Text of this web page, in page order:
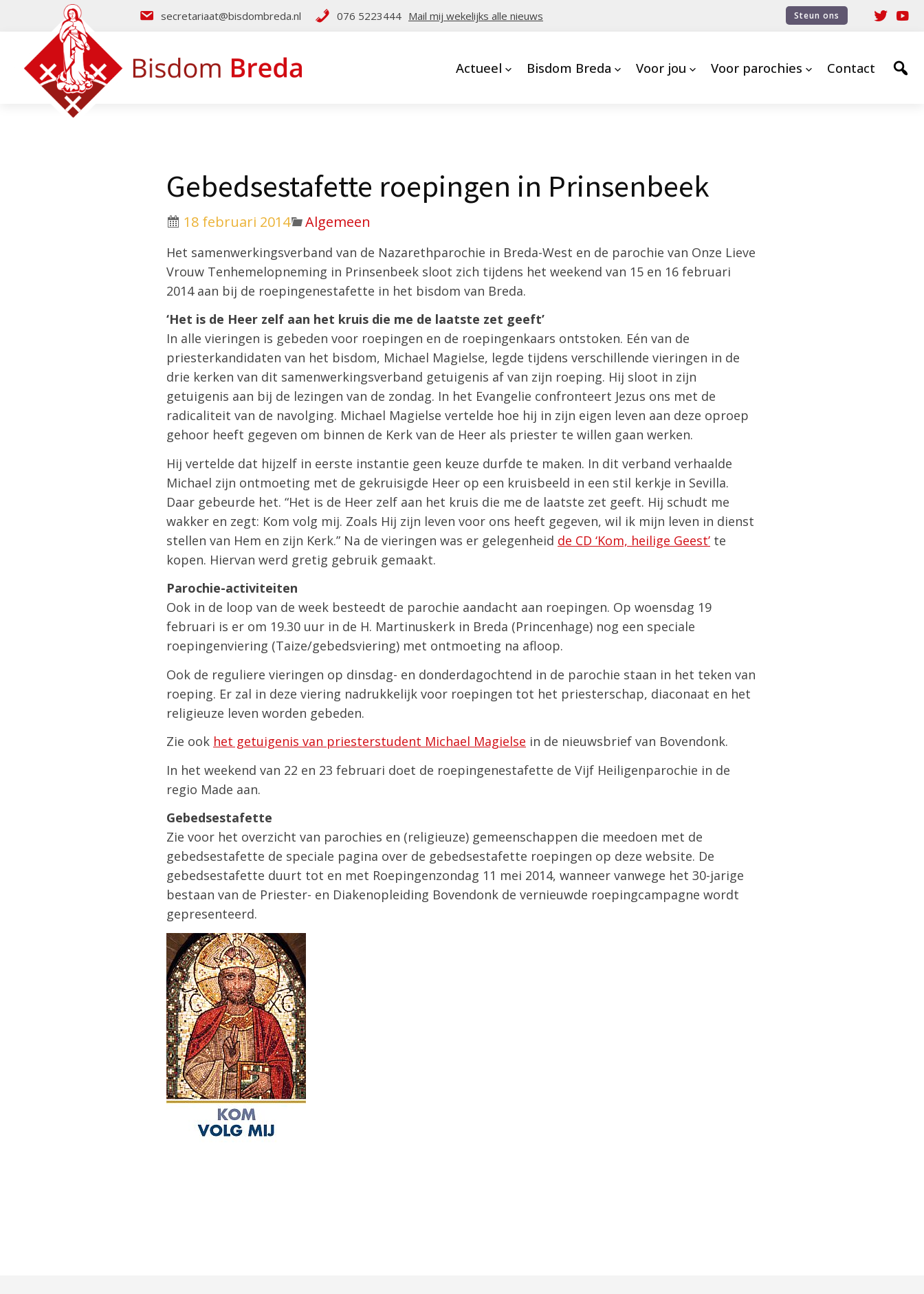
secretariaat@bisdombreda.nl 076 5223444 Mail mij wekelijks alle nieuws Steun ons
Actueel Bisdom Breda Voor jou Voor parochies Contact
Gebedsestafette roepingen in Prinsenbeek
18 februari 2014 Algemeen
Het samenwerkingsverband van de Nazarethparochie in Breda-West en de parochie van Onze Lieve
Vrouw Tenhemelopneming in Prinsenbeek sloot zich tijdens het weekend van 15 en 16 februari
2014 aan bij de roepingenestafette in het bisdom van Breda.
‘Het is de Heer zelf aan het kruis die me de laatste zet geeft’
In alle vieringen is gebeden voor roepingen en de roepingenkaars ontstoken. Eén van de
priesterkandidaten van het bisdom, Michael Magielse, legde tijdens verschillende vieringen in de
drie kerken van dit samenwerkingsverband getuigenis af van zijn roeping. Hij sloot in zijn
getuigenis aan bij de lezingen van de zondag. In het Evangelie confronteert Jezus ons met de
radicaliteit van de navolging. Michael Magielse vertelde hoe hij in zijn eigen leven aan deze oproep
gehoor heeft gegeven om binnen de Kerk van de Heer als priester te willen gaan werken.
Hij vertelde dat hijzelf in eerste instantie geen keuze durfde te maken. In dit verband verhaalde
Michael zijn ontmoeting met de gekruisigde Heer op een kruisbeeld in een stil kerkje in Sevilla.
Daar gebeurde het. “Het is de Heer zelf aan het kruis die me de laatste zet geeft. Hij schudt me
wakker en zegt: Kom volg mij. Zoals Hij zijn leven voor ons heeft gegeven, wil ik mijn leven in dienst
stellen van Hem en zijn Kerk.” Na de vieringen was er gelegenheid de CD ‘Kom, heilige Geest’ te
kopen. Hiervan werd gretig gebruik gemaakt.
Parochie-activiteiten
Ook in de loop van de week besteedt de parochie aandacht aan roepingen. Op woensdag 19
februari is er om 19.30 uur in de H. Martinuskerk in Breda (Princenhage) nog een speciale
roepingenviering (Taize/gebedsviering) met ontmoeting na afloop.
Ook de reguliere vieringen op dinsdag- en donderdagochtend in de parochie staan in het teken van
roeping. Er zal in deze viering nadrukkelijk voor roepingen tot het priesterschap, diaconaat en het
religieuze leven worden gebeden.
Zie ook het getuigenis van priesterstudent Michael Magielse in de nieuwsbrief van Bovendonk.
In het weekend van 22 en 23 februari doet de roepingenestafette de Vijf Heiligenparochie in de
regio Made aan.
Gebedsestafette
Zie voor het overzicht van parochies en (religieuze) gemeenschappen die meedoen met de
gebedsestafette de speciale pagina over de gebedsestafette roepingen op deze website. De
gebedsestafette duurt tot en met Roepingenzondag 11 mei 2014, wanneer vanwege het 30-jarige
bestaan van de Priester- en Diakenopleiding Bovendonk de vernieuwde roepingcampagne wordt
gepresenteerd.